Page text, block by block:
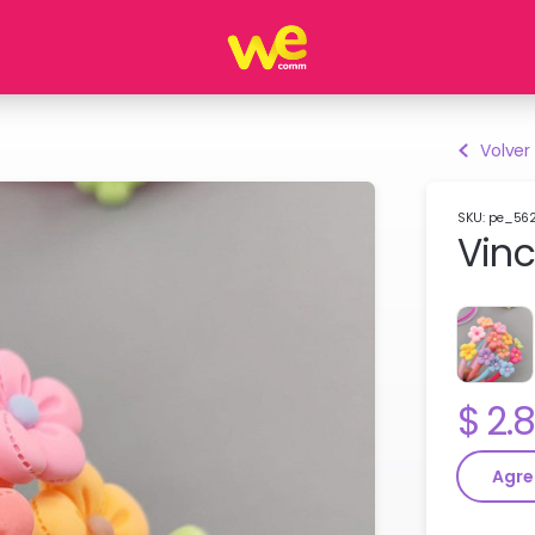
Volver
SKU: